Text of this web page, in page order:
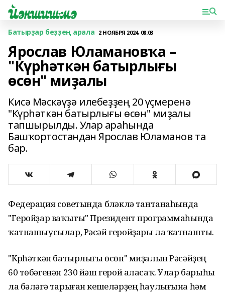
Батырҙар беҙҙең арала 2 НОЯБРЯ 2024, 08:03
Ярослав Юламановҡа –
"Күрһәткән батырлығы
өсөн" миҙалы
Кисә Мәскәүҙә илебеҙҙең 20 үҫмеренә
"Күрһәткән батырлығы өсөн" миҙалы
тапшырылды. Улар араһында
Башҡортостандан Ярослав Юламанов та
бар.
Федерация советында бүләкләү тантанаһында
"Геройҙар ваҡыты" Президент программаһында
ҡатнашыусылар, Рәсәй геройҙары ла ҡатнашты.
"Күрһәткән батырлығы өсөн" миҙалын Рәсәйҙең
60 төбәгенән 230 йәш герой аласаҡ. Улар барыһы
ла бәләгә тарыған кешеләрҙең һаулығына һәм